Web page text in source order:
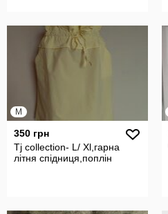
M
350 грн
Tj collection- L/ Xl,гарна
літня спідниця,поплін